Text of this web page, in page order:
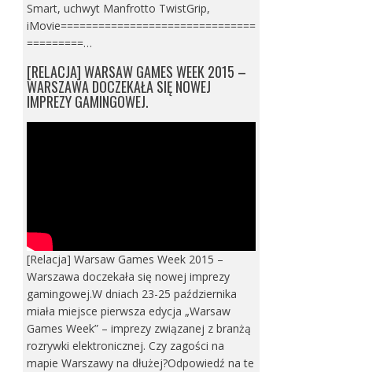
Smart, uchwyt Manfrotto TwistGrip,
iMovie===============================
=========…
[RELACJA] WARSAW GAMES WEEK 2015 –
WARSZAWA DOCZEKAŁA SIĘ NOWEJ
IMPREZY GAMINGOWEJ.
[Relacja] Warsaw Games Week 2015 –
Warszawa doczekała się nowej imprezy
gamingowej.W dniach 23-25 października
miała miejsce pierwsza edycja „Warsaw
Games Week” – imprezy związanej z branżą
rozrywki elektronicznej. Czy zagości na
mapie Warszawy na dłużej?Odpowiedź na te